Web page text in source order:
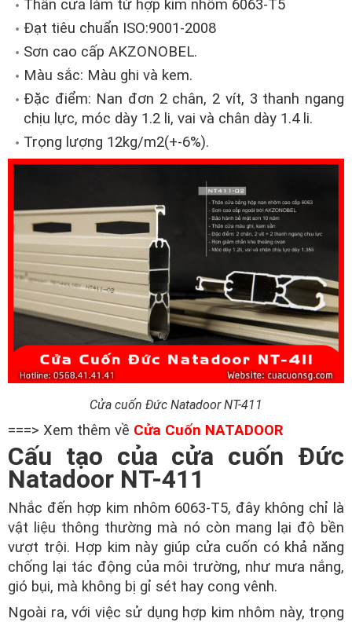
Thân cửa làm từ hợp kim nhôm 6063-T5
Đạt tiêu chuẩn ISO:9001-2008
Sơn cao cấp AKZONOBEL.
Màu sắc: Màu ghi và kem.
Đặc điểm: Nan đơn 2 chân, 2 vít, 3 thanh ngang
chịu lực, móc dày 1.2 li, vai và chân dày 1.4 li.
Trọng lượng 12kg/m2(+-6%).
Cửa cuốn Đức Natadoor NT-411
===> Xem thêm về Cửa Cuốn NATADOOR
Cấu tạo của cửa cuốn Đức
Natadoor NT-411
Nhắc đến hợp kim nhôm 6063-T5, đây không chỉ là
vật liệu thông thường mà nó còn mang lại độ bền
vượt trội. Hợp kim này giúp cửa cuốn có khả năng
chống lại tác động của môi trường, như mưa nắng,
gió bụi, mà không bị gỉ sét hay cong vênh.
Ngoài ra, với việc sử dụng hợp kim nhôm này, trọng